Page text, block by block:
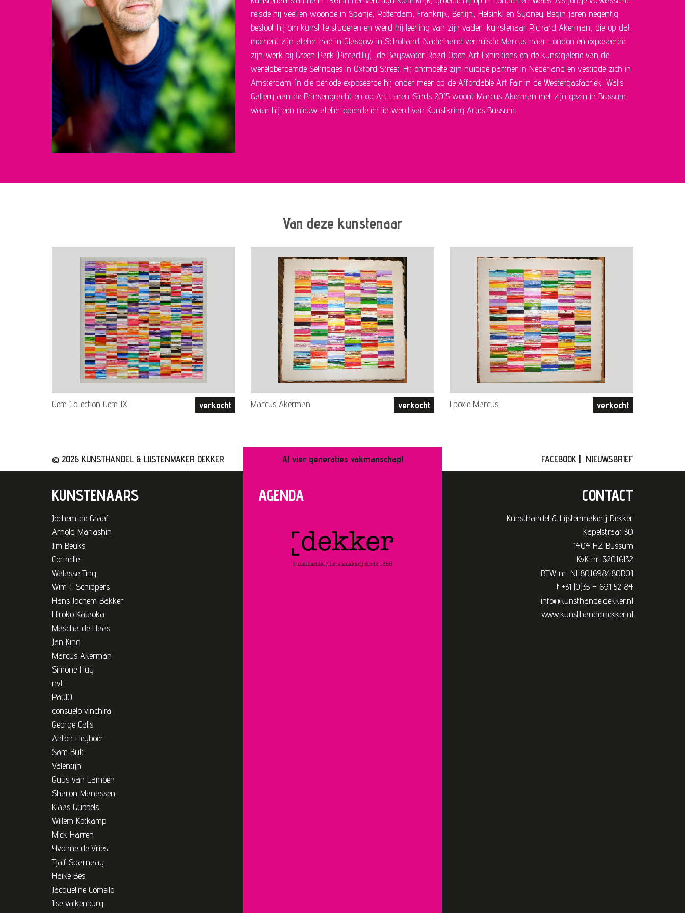
reisde hij veel en woonde in Spanje, Rotterdam, Frankrijk, Berlijn, Helsinki en Sydney. Begin jaren negentig
besloot hij om kunst te studeren en werd hij leerling van zijn vader, kunstenaar Richard Akerman, die op dat
moment zijn atelier had in Glasgow in Schotland. Naderhand verhuisde Marcus naar London en exposeerde
zijn werk bij Green Park (Piccadilly), de Bayswater Road Open Art Exhibitions en de kunstgalerie van de
wereldberoemde Selfridges in Oxford Street. Hij ontmoette zijn huidige partner in Nederland en vestigde zich in
Amsterdam. In die periode exposeerde hij onder meer op de Affordable Art Fair in de Westergasfabriek, Walls
Gallery aan de Prinsengracht en op Art Laren. Sinds 2015 woont Marcus Akerman met zijn gezin in Bussum
waar hij een nieuw atelier opende en lid werd van Kunstkring Artes Bussum.
Van deze kunstenaar
Gem Collection Gem IX verkocht Marcus Akerman verkocht Epoxie Marcus verkocht
© 2026 KUNSTHANDEL & LIJSTENMAKER DEKKER Al vier generaties vakmanschap! FACEBOOK | NIEUWSBRIEF
KUNSTENAARS
Jochem de Graaf
Arnold Mariashin
Jim Beuks
Corneille
Walasse Ting
Wim T. Schippers
Hans Jochem Bakker
Hiroko Kataoka
Mascha de Haas
Jan Kind
Marcus Akerman
Simone Huy
nvt
PaulO
consuelo vinchira
George Calis
Anton Heyboer
Sam Bult
Valentijn
Guus van Lamoen
Sharon Manassen
Klaas Gubbels
Willem Kotkamp
Mick Harren
Yvonne de Vries
Tjalf Sparnaay
Haike Bes
Jacqueline Comello
Ilse valkenburg
AGENDA CONTACT
Kunsthandel & Lijstenmakerij Dekker
Kapelstraat 30
1404 HZ Bussum
KvK nr: 32016132
BTW nr: NL801698480B01
t +31 (0)35 – 691 52 84
info@kunsthandeldekker.nl
www.kunsthandeldekker.nl